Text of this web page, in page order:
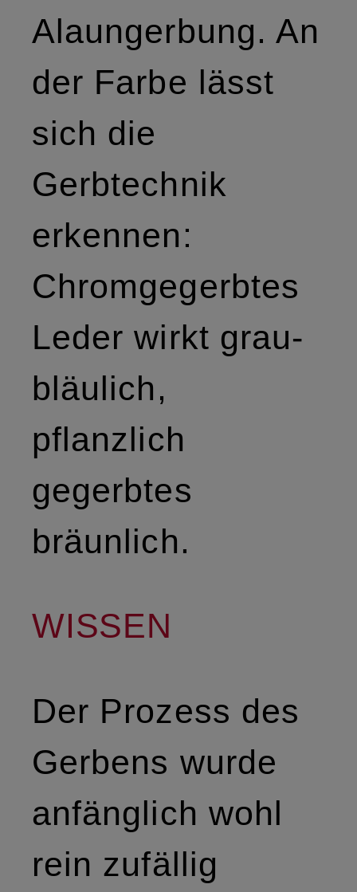
Alaungerbung. An
der Farbe lässt
sich die
Gerbtechnik
erkennen:
Chromgegerbtes
Leder wirkt grau-
bläulich,
pflanzlich
gegerbtes
bräunlich.
WISSEN
Der Prozess des
Gerbens wurde
anfänglich wohl
rein zufällig